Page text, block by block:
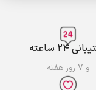
۲۴ ساعته
و ۷ روز هفته